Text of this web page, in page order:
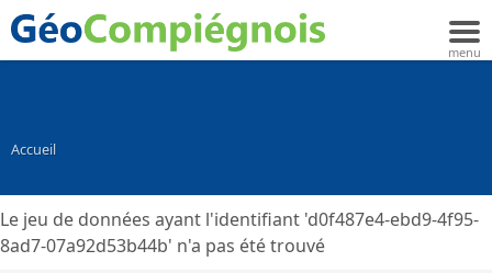
Accueil
Le jeu de données ayant l'identifiant 'd0f487e4-ebd9-4f95-
8ad7-07a92d53b44b' n'a pas été trouvé